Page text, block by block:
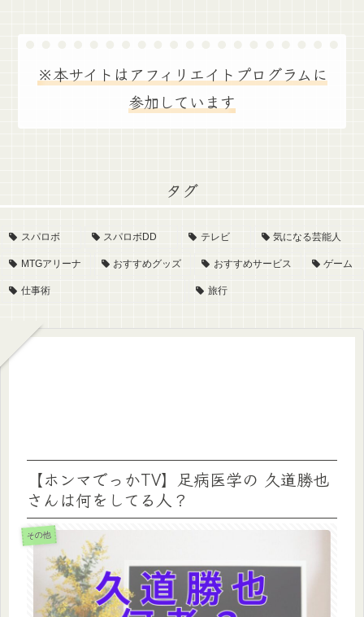
※本サイトはアフィリエイトプログラムに
参加しています
タグ
スパロボ スパロボDD テレビ 気になる芸能人
MTGアリーナ おすすめグッズ おすすめサービス ゲーム
仕事術 旅行
【ホンマでっかTV】足病医学の 久道勝也
さんは何をしてる人？
その他